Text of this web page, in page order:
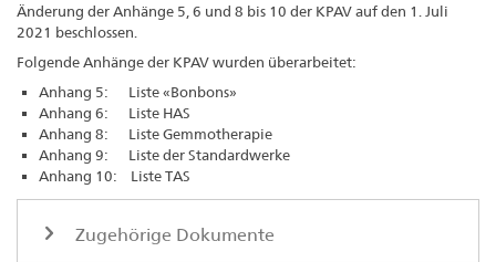
Änderung der Anhänge 5, 6 und 8 bis 10 der KPAV auf den 1. Juli
2021 beschlossen.
Folgende Anhänge der KPAV wurden überarbeitet:
Anhang 5: Liste «Bonbons»
Anhang 6: Liste HAS
Anhang 8: Liste Gemmotherapie
Anhang 9: Liste der Standardwerke
Anhang 10: Liste TAS
Zugehörige Dokumente